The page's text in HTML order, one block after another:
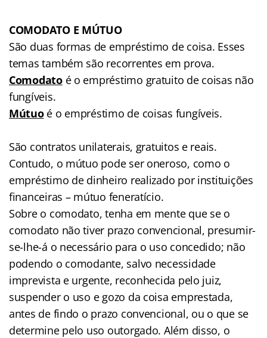
COMODATO E MÚTUO
São duas formas de empréstimo de coisa. Esses
temas também são recorrentes em prova.
Comodatoé o empréstimo gratuito de coisas não
fungíveis.
Mútuoé o empréstimo de coisas fungíveis.
São contratos unilaterais, gratuitos e reais.
Contudo, o mútuo pode ser oneroso, como o
empréstimo de dinheiro realizado por instituições
financeiras – mútuo feneratício.
Sobre o comodato, tenha em mente que se o
comodato não tiver prazo convencional, presumir-
se-lhe-á o necessário para o uso concedido; não
podendo o comodante, salvo necessidade
imprevista e urgente, reconhecida pelo juiz,
suspender o uso e gozo da coisa emprestada,
antes de findo o prazo convencional, ou o que se
determine pelo uso outorgado. Além disso, o